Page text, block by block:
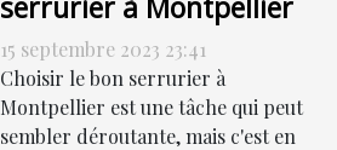
15 septembre 2023 23:41
Choisir le bon serrurier à
Montpellier est une tâche qui peut
sembler déroutante, mais c'est en